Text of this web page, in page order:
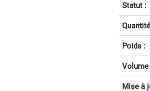
Statut :
Poids :
Volume
Mise à